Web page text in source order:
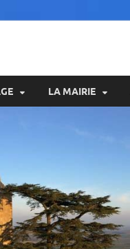
LA MAIRIE